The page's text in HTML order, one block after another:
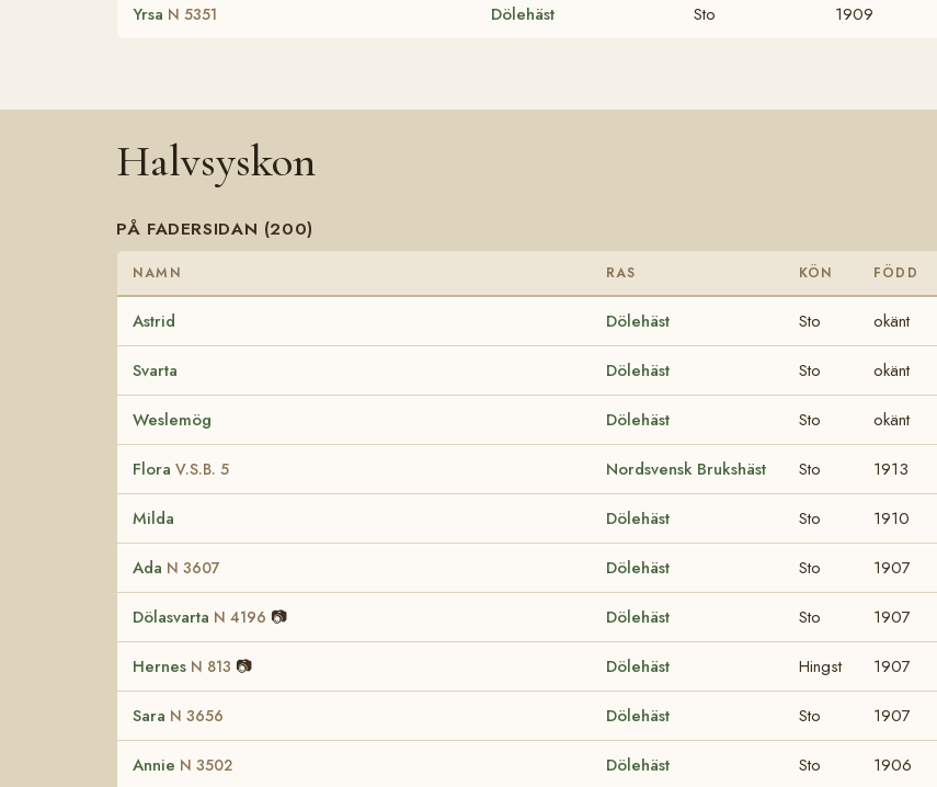
Yrsa N 5351 Dölehäst Sto 1909
Halvsyskon
PÅ FADERSIDAN (200)
NAMN RAS KÖN FÖDD
Astrid Dölehäst Sto okänt
Svarta Dölehäst Sto okänt
Weslemög Dölehäst Sto okänt
Flora V.S.B. 5 Nordsvensk Brukshäst Sto 1913
Milda Dölehäst Sto 1910
Ada N 3607 Dölehäst Sto 1907
Dölasvarta N 4196 📷 Dölehäst Sto 1907
Hernes N 813 📷 Dölehäst Hingst 1907
Sara N 3656 Dölehäst Sto 1907
Annie N 3502 Dölehäst Sto 1906